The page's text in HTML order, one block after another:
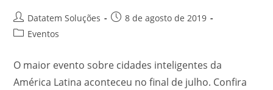
Datatem Soluções
8 de agosto de 2019
Eventos
O maior evento sobre cidades inteligentes da
América Latina aconteceu no final de julho. Confira